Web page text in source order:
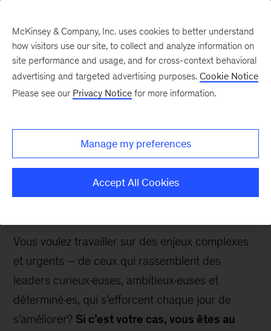
Analyste stagiaire
Postuler Maintenant
Vous voulez travailler sur des enjeux complexes
et urgents – de ceux qui rassemblent des
leaders curieux·euses, ambitieux·euses et
déterminé·es, qui s’efforcent chaque jour de
s’améliorer? Si c’est votre cas, vous êtes au
McKinsey & Company, Inc. uses cookies to better understand
how visitors use our site, to collect and analyze information on
site performance and usage, and for cross-context behavioral
advertising and targeted advertising purposes. Cookie Notice
Please see our Privacy Notice for more information.
Manage my preferences
Accept All Cookies